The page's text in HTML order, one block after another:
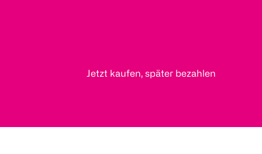
Jetzt kaufen, später bezahlen